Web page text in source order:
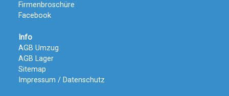
Firmenbroschüre
Facebook
Info
AGB Umzug
AGB Lager
Sitemap
Impressum / Datenschutz